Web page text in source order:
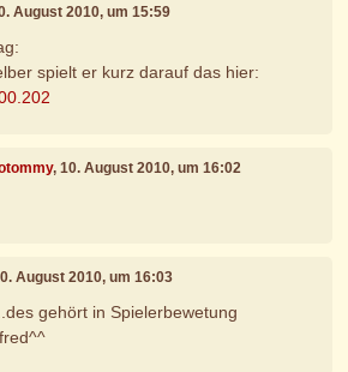
August 2010, um 15:59
spielt er kurz darauf das hier:
, 10. August 2010, um 16:02
August 2010, um 16:03
gehört in Spielerbewetung